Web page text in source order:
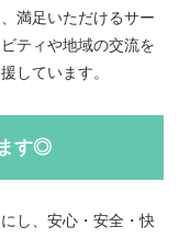
満足いただけるサー
ティや地域の交流を
しています。
す◎
し、安心・安全・快